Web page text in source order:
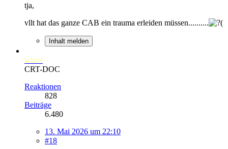
tja,
vllt hat das ganze CAB ein trauma erleiden müssen..........
Inhalt melden
winni
CRT-DOC
Reaktionen
828
Beiträge
6.480
13. Mai 2026 um 22:10
#18